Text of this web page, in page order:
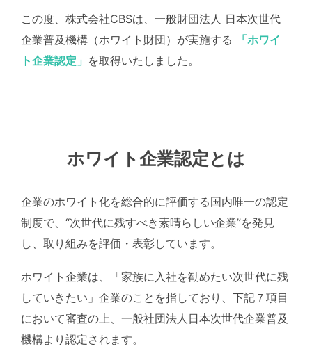
この度、株式会社CBSは、一般財団法人 日本次世代
企業普及機構（ホワイト財団）が実施する
「ホワイ
ト企業認定」 を取得いたしました。
ホワイト企業認定とは
企業のホワイト化を総合的に評価する国内唯一の認定
制度で、“次世代に残すべき素晴らしい企業”を発見
し、取り組みを評価・表彰しています。
ホワイト企業は、「家族に入社を勧めたい次世代に残
していきたい」企業のことを指しており、下記７項目
において審査の上、一般社団法人日本次世代企業普及
機構より認定されます。